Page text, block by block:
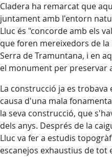
Cladera ha remarcat que
juntament amb l'entorn
Lluc és "concorde amb els
que foren mereixedors de
Serra de Tramuntana, i en
el monument per preservar
La construcció ja es trobava
causa d'una mala
la seva construcció, que
dels anys. Després de la
Lluc va fer a estudis
escanejos exhaustius de tot